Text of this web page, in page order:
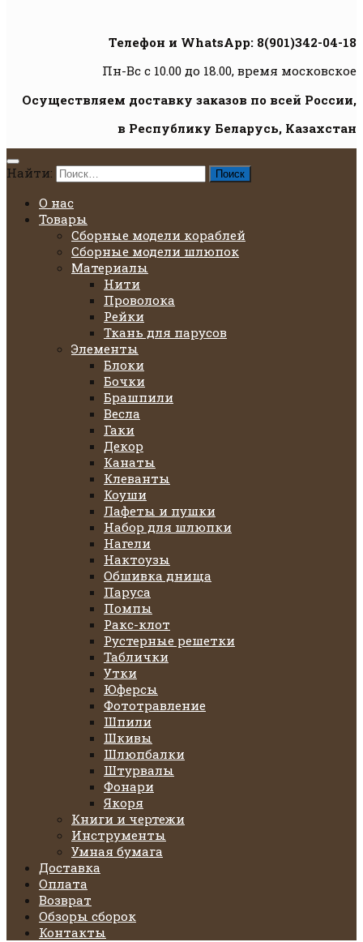
Телефон и WhatsApp: 8(901)342-04-18
Пн-Вс с 10.00 до 18.00, время московское
Осуществляем доставку заказов по всей России,
в Республику Беларусь, Казахстан
Найти:
О нас
Товары
Сборные модели кораблей
Сборные модели шлюпок
Материалы
Нити
Проволока
Рейки
Ткань для парусов
Элементы
Блоки
Бочки
Брашпили
Весла
Гаки
Декор
Канаты
Клеванты
Коуши
Лафеты и пушки
Набор для шлюпки
Нагели
Нактоузы
Обшивка днища
Паруса
Помпы
Ракс-клот
Рустерные решетки
Таблички
Утки
Юферсы
Фототравление
Шпили
Шкивы
Шлюпбалки
Штурвалы
Фонари
Якоря
Книги и чертежи
Инструменты
Умная бумага
Доставка
Оплата
Возврат
Обзоры сборок
Контакты